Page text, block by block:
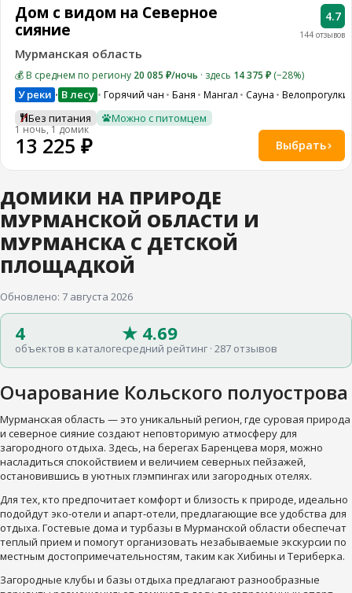
144 отзывов
4.7
Дом с видом на Северное
сияние
Мурманская область
💰 В среднем по региону 20 085 ₽/ночь · здесь 14 375 ₽ (−28%)
У реки • В лесу Горячий чан Баня Мангал Сауна Велопрогулки
Без питания Можно с питомцем
1 ночь, 1 домик
13 225 ₽ Выбрать
ДОМИКИ НА ПРИРОДЕ
МУРМАНСКОЙ ОБЛАСТИ И
МУРМАНСКА С ДЕТСКОЙ
ПЛОЩАДКОЙ
Обновлено: 7 августа 2026
4
объектов в каталоге
★ 4.69
средний рейтинг · 287 отзывов
Очарование Кольского полуострова
Мурманская область — это уникальный регион, где суровая природа
и северное сияние создают неповторимую атмосферу для
загородного отдыха. Здесь, на берегах Баренцева моря, можно
насладиться спокойствием и величием северных пейзажей,
остановившись в уютных глэмпингах или загородных отелях.
Для тех, кто предпочитает комфорт и близость к природе, идеально
подойдут эко-отели и апарт-отели, предлагающие все удобства для
отдыха. Гостевые дома и турбазы в Мурманской области обеспечат
теплый прием и помогут организовать незабываемые экскурсии по
местным достопримечательностям, таким как Хибины и Териберка.
Загородные клубы и базы отдыха предлагают разнообразные